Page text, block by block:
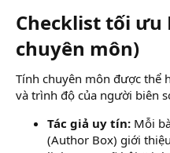
Checklist tối ưu
chuyên môn)​
Tính chuyên môn được thể
và trình độ của người biên
Tác giả uy tín: Mỗi
(Author Box) giới